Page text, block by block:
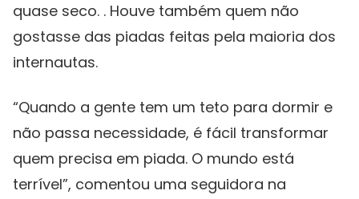
quase seco. . Houve também quem não
gostasse das piadas feitas pela maioria dos
internautas.
“Quando a gente tem um teto para dormir e
não passa necessidade, é fácil transformar
quem precisa em piada. O mundo está
terrível”, comentou uma seguidora na